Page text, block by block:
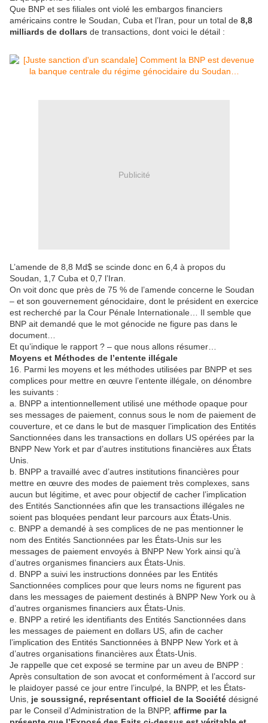
Que BNP et ses filiales ont violé les embargos financiers
américains contre le Soudan, Cuba et l’Iran, pour un total de 8,8
milliards de dollars de transactions, dont voici le détail :
Publicité
L’amende de 8,8 Md$ se scinde donc en 6,4 à propos du
Soudan, 1,7 Cuba et 0,7 l’Iran.
On voit donc que près de 75 % de l’amende concerne le Soudan
– et son gouvernement génocidaire, dont le président en exercice
est recherché par la Cour Pénale Internationale… Il semble que
BNP ait demandé que le mot génocide ne figure pas dans le
document…
Et qu’indique le rapport ? – que nous allons résumer…
Moyens et Méthodes de l’entente illégale
16. Parmi les moyens et les méthodes utilisées par BNPP et ses
complices pour mettre en œuvre l’entente illégale, on dénombre
les suivants :
a. BNPP a intentionnellement utilisé une méthode opaque pour
ses messages de paiement, connus sous le nom de paiement de
couverture, et ce dans le but de masquer l’implication des Entités
Sanctionnées dans les transactions en dollars US opérées par la
BNPP New York et par d’autres institutions financières aux États
Unis.
b. BNPP a travaillé avec d’autres institutions financières pour
mettre en œuvre des modes de paiement très complexes, sans
aucun but légitime, et avec pour objectif de cacher l’implication
des Entités Sanctionnées afin que les transactions illégales ne
soient pas bloquées pendant leur parcours aux États-Unis.
c. BNPP a demandé à ses complices de ne pas mentionner le
nom des Entités Sanctionnées par les États-Unis sur les
messages de paiement envoyés à BNPP New York ainsi qu’à
d’autres organismes financiers aux États-Unis.
d. BNPP a suivi les instructions données par les Entités
Sanctionnées complices pour que leurs noms ne figurent pas
dans les messages de paiement destinés à BNPP New York ou à
d’autres organismes financiers aux États-Unis.
e. BNPP a retiré les identifiants des Entités Sanctionnées dans
les messages de paiement en dollars US, afin de cacher
l’implication des Entités Sanctionnées à BNPP New York et à
d’autres organisations financières aux États-Unis.
Je rappelle que cet exposé se termine par un aveu de BNPP :
Après consultation de son avocat et conformément à l’accord sur
le plaidoyer passé ce jour entre l’inculpé, la BNPP, et les États-
Unis, je soussigné, représentant officiel de la Société désigné
par le Conseil d’Administration de la BNPP, affirme par la